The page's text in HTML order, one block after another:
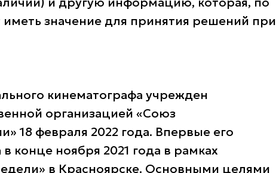
значение для принятия решений при
кинематографа учрежден
организацией «Союз
18 февраля 2022 года. Впервые его
конце ноября 2021 года в рамках
в Красноярске. Основными целями